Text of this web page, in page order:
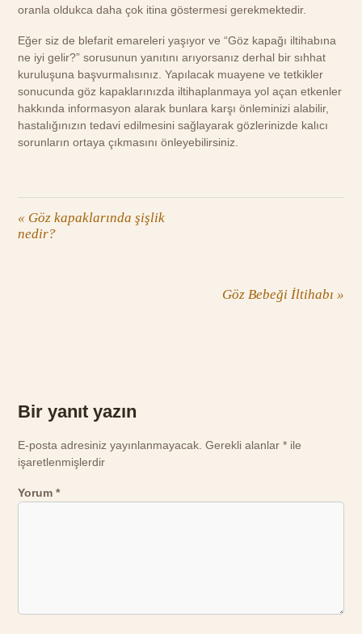
oranla oldukca daha çok itina göstermesi gerekmektedir.
Eğer siz de blefarit emareleri yaşıyor ve “Göz kapağı iltihabına
ne iyi gelir?” sorusunun yanıtını arıyorsanız derhal bir sıhhat
kuruluşuna başvurmalısınız. Yapılacak muayene ve tetkikler
sonucunda göz kapaklarınızda iltihaplanmaya yol açan etkenler
hakkında informasyon alarak bunlara karşı önleminizi alabilir,
hastalığınızın tedavi edilmesini sağlayarak gözlerinizde kalıcı
sorunların ortaya çıkmasını önleyebilirsiniz.
« Göz kapaklarında şişlik
nedir?
Göz Bebeği İltihabı »
Bir yanıt yazın
E-posta adresiniz yayınlanmayacak. Gerekli alanlar* ile
işaretlenmişlerdir
Yorum*